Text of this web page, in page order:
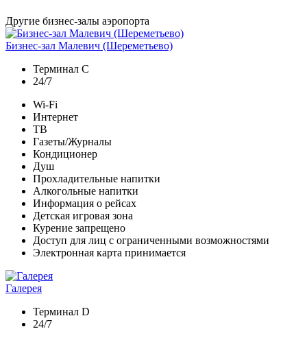
Другие бизнес-залы аэропорта
Бизнес-зал Малевич (Шереметьево)
Терминал C
24/7
Wi-Fi
Интернет
ТВ
Газеты/Журналы
Кондиционер
Душ
Прохладительные напитки
Алкогольные напитки
Информация о рейсах
Детская игровая зона
Курение запрещено
Доступ для лиц с ограниченными возможностями
Электронная карта принимается
Галерея
Терминал D
24/7